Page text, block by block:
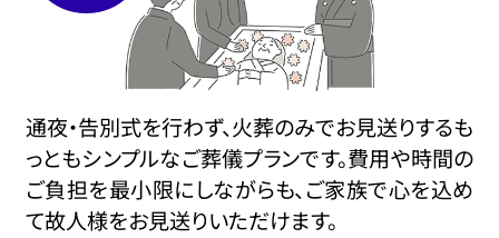
通夜・告別式を行わず、火葬のみでお見送りするも
っともシンプルなご葬儀プランです。費用や時間の
ご負担を最小限にしながらも、ご家族で心を込め
て故人様をお見送りいただけます。